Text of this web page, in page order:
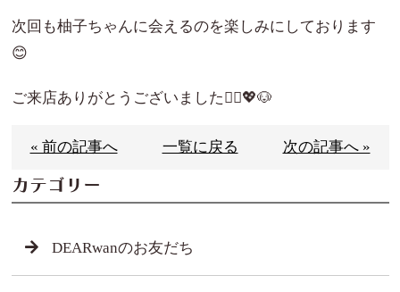
次回も柚子ちゃんに会えるのを楽しみにしております
😊
ご来店ありがとうございました🙇‍♀️💖🐶
« 前の記事へ 一覧に戻る 次の記事へ »
カテゴリー
DEARwanのお友だち